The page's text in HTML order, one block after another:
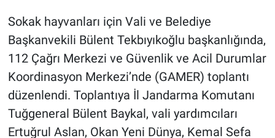
Sokak hayvanları için Vali ve Belediye
Başkanvekili Bülent Tekbıyıkoğlu başkanlığında,
112 Çağrı Merkezi ve Güvenlik ve Acil Durumlar
Koordinasyon Merkezi’nde (GAMER) toplantı
düzenlendi. Toplantıya İl Jandarma Komutanı
Tuğgeneral Bülent Baykal, vali yardımcıları
Ertuğrul Aslan, Okan Yeni Dünya, Kemal Sefa
Haber
İlan
Kimdir
Koronavirüs